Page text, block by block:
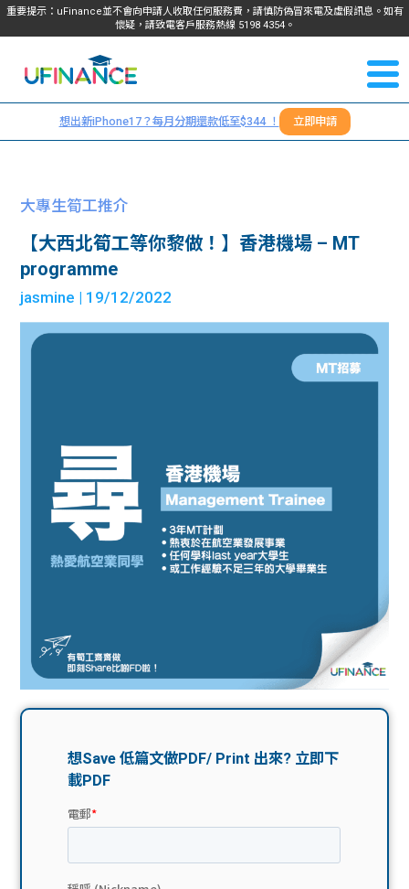
重要提示：uFinance並不會向申請人收取任何服務費，請慎防偽冒來電及虛假訊息。如有
懷疑，請致電客戶服務熱線 5198 4354。
我們
服務
貸款
機
學生
故事
生學
貸款
資訊
生筍
工推
介
de
ge
學生
福利
uFina
贊助
聯絡
們
＋
想出新iPhone17？每月分期還款低至$344 ！ 立即申請
大專生筍工推介
【大西北筍工等你黎做！】香港機場 – MT
programme
jasmine | 19/12/2022